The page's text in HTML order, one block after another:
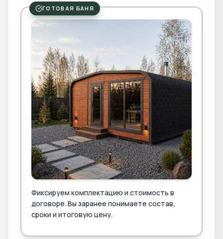
ГОТОВАЯ БАНЯ
Фиксируем комплектацию и стоимость в
договоре. Вы заранее понимаете состав,
сроки и итоговую цену.